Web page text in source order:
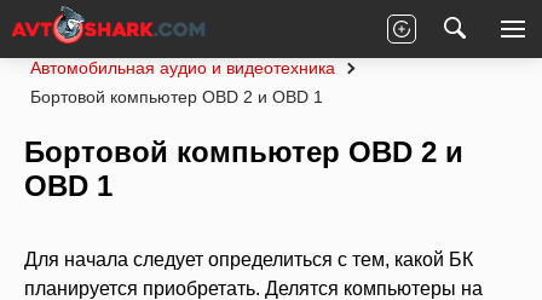
Главная Статьи
Автомобильная аудио и видеотехника
Бортовой компьютер OBD 2 и OBD 1
Бортовой компьютер OBD 2 и
OBD 1
Для начала следует определиться с тем, какой БК
планируется приобретать. Делятся компьютеры на